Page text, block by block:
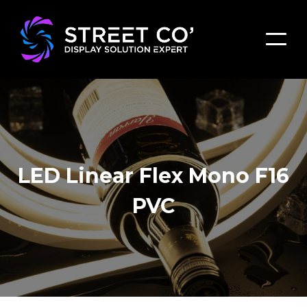
LED Linear Flex Mono F16
PVC